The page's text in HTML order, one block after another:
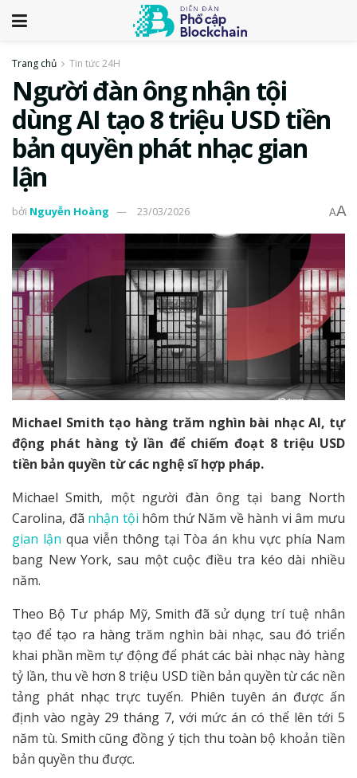
Trang chủ Tin tức 24H
Người đàn ông nhận tội
dùng AI tạo 8 triệu USD tiền
bản quyền phát nhạc gian
lận
bởi Nguyễn Hoàng 23/03/2026 AA
Michael Smith tạo hàng trăm nghìn bài nhạc AI, tự
động phát hàng tỷ lần để chiếm đoạt 8 triệu USD
tiền bản quyền từ các nghệ sĩ hợp pháp.
Michael Smith, một người đàn ông tại bang North
Carolina, đã nhận tội hôm thứ Năm về hành vi âm mưu
gian lận qua viễn thông tại Tòa án khu vực phía Nam
bang New York, sau một cuộc điều tra kéo dài nhiều
năm.
Theo Bộ Tư pháp Mỹ, Smith đã sử dụng trí tuệ nhân
tạo để tạo ra hàng trăm nghìn bài nhạc, sau đó triển
khai phần mềm tự động để phát các bài nhạc này hàng
tỷ lần, thu về hơn 8 triệu USD tiền bản quyền từ các nền
tảng phát nhạc trực tuyến. Phiên tuyên án được ấn
định vào ngày 29 tháng 7, với mức án có thể lên tới 5
năm tù. Smith cũng đồng ý tịch thu toàn bộ khoản tiền
bản quyền thu được.